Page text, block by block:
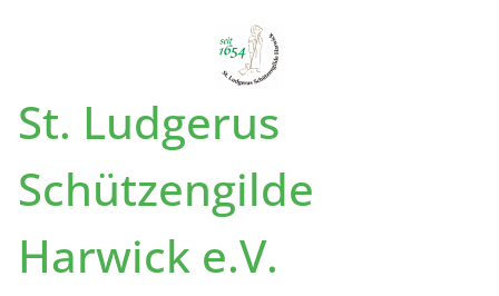
St. Ludgerus
Schützengilde
Harwick e.V.